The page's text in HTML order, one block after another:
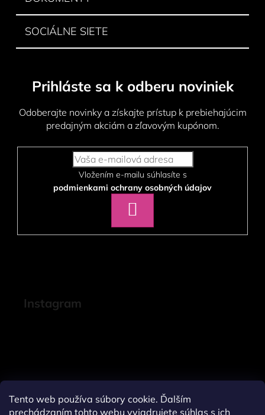
Tento web používa súbory cookie. Ďalším
prechádzaním tohto webu vyjadrujete súhlas s ich
SOCIÁLNE SIETE
Prihláste sa k odberu noviniek
Odoberajte novinky a získajte prístup k prebiehajúcim
predajným akciám a zľavovým kupónom.
podmienkami ochrany osobných údajov
SA
Instagram